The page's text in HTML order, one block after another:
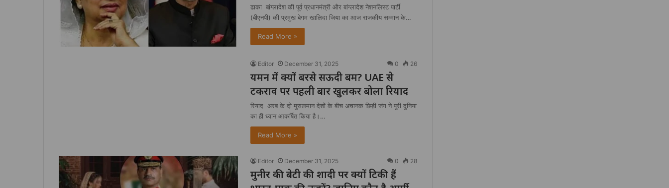
ढाका बांग्लादेश की पूर्व प्रधानमंत्री और बांग्लादेश नेशनलिस्ट पार्टी
(बीएनपी) की प्रमुख बेगम खालिदा जिया का आज राजकीय सम्मान के…
Read More »
Editor December 31, 2025 0 26
यमन में क्यों बरसे सऊदी बम? UAE से
टकराव पर पहली बार खुलकर बोला रियाद
रियाद अरब के दो मुसलमान देशों के बीच अचानक छिड़ी जंग ने पूरी दुनिया
का ही ध्यान आकर्षित किया है।…
Read More »
Editor December 31, 2025 0 28
मुनीर की बेटी की शादी पर क्यों टिकी हैं